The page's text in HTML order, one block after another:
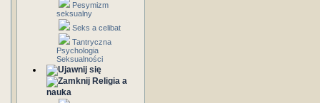
Pesymizm
seksualny
Seks a celibat
Tantryczna
Psychologia
Seksualności
Religia a
nauka